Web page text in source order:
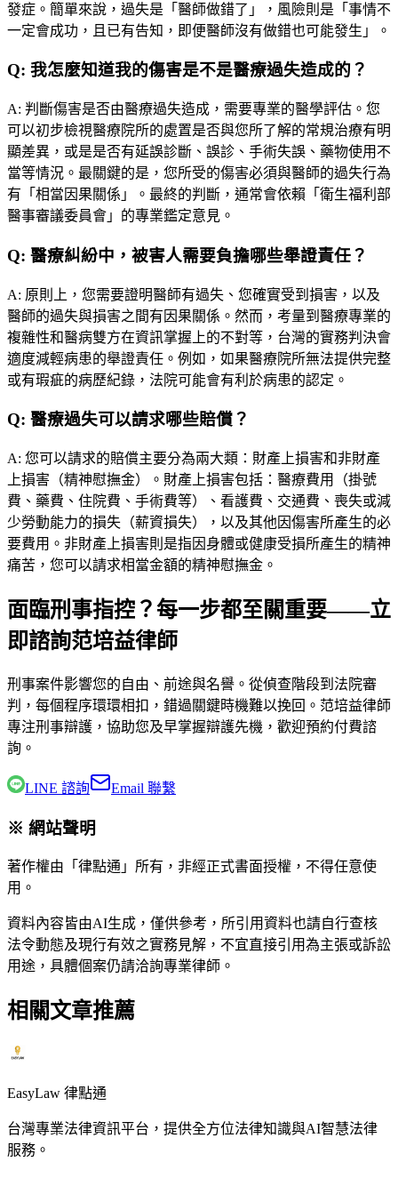
發症。簡單來說，過失是「醫師做錯了」，風險則是「事情不
一定會成功，且已有告知，即便醫師沒有做錯也可能發生」。
Q: 我怎麼知道我的傷害是不是醫療過失造成的？
A: 判斷傷害是否由醫療過失造成，需要專業的醫學評估。您
可以初步檢視醫療院所的處置是否與您所了解的常規治療有明
顯差異，或是是否有延誤診斷、誤診、手術失誤、藥物使用不
當等情況。最關鍵的是，您所受的傷害必須與醫師的過失行為
有「相當因果關係」。最終的判斷，通常會依賴「衛生福利部
醫事審議委員會」的專業鑑定意見。
Q: 醫療糾紛中，被害人需要負擔哪些舉證責任？
A: 原則上，您需要證明醫師有過失、您確實受到損害，以及
醫師的過失與損害之間有因果關係。然而，考量到醫療專業的
複雜性和醫病雙方在資訊掌握上的不對等，台灣的實務判決會
適度減輕病患的舉證責任。例如，如果醫療院所無法提供完整
或有瑕疵的病歷紀錄，法院可能會有利於病患的認定。
Q: 醫療過失可以請求哪些賠償？
A: 您可以請求的賠償主要分為兩大類：財產上損害和非財產
上損害（精神慰撫金）。財產上損害包括：醫療費用（掛號
費、藥費、住院費、手術費等）、看護費、交通費、喪失或減
少勞動能力的損失（薪資損失），以及其他因傷害所產生的必
要費用。非財產上損害則是指因身體或健康受損所產生的精神
痛苦，您可以請求相當金額的精神慰撫金。
面臨刑事指控？每一步都至關重要——立
即諮詢范培益律師
刑事案件影響您的自由、前途與名譽。從偵查階段到法院審
判，每個程序環環相扣，錯過關鍵時機難以挽回。 范培益律師
專注刑事辯護，協助您及早掌握辯護先機，歡迎預約付費諮
詢。
LINE 諮詢 Email 聯繫
※ 網站聲明
著作權由「律點通」所有，非經正式書面授權，不得任意使
用。
資料內容皆由AI生成，僅供參考，所引用資料也請自行查核
法令動態及現行有效之實務見解，不宜直接引用為主張或訴訟
用途，具體個案仍請洽詢專業律師。
相關文章推薦
EasyLaw 律點通
台灣專業法律資訊平台，提供全方位法律知識與AI智慧法律
服務。